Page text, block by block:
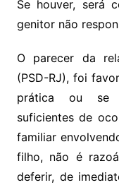
Se houver, será
genitor não
O parecer da
(PSD-RJ), foi
prática ou se
suficientes de
familiar
filho, não é
deferir, de